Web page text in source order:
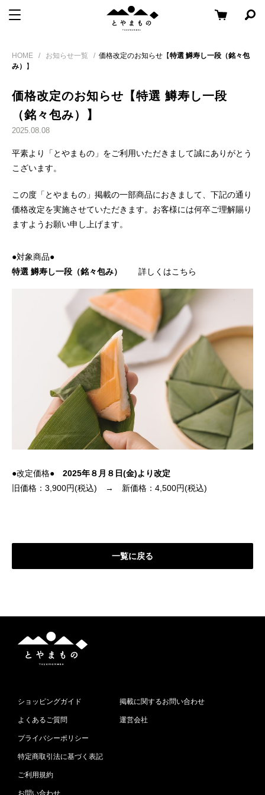
ニ
ー
へ
動
ン
ン
ツ
移
動
と
や
も
検
content
HOME お知らせ一覧 価格改定のお知らせ【特選 鱒寿し一段（銘々包
み）
】
価格改定のお知らせ【特選 鱒寿し一段
（銘々包み）
】
2025.08.08
平素より「とやまもの」をご利用いただきまして誠にありがとう
こざいます。
この度「とやまもの」掲載の一部商品におきまして、下記の通り
価格改定を実施させていただきます。お客様には何卒ご理解賜り
ますようお願い申し上げます。
●対象商品●
特選 鱒寿し一段（銘々包み）
詳しくはこちら
●改定価格● 2025年８月８日(金)より改定
旧価格：3,900円(税込) → 新価格：4,500円(税込)
一覧に戻る
と
や
の
ショッピングガイド
よくあるご質問
プライバシーポリシー
特定商取引法に基づく表記
ご利用規約
お問い合わせ
掲載に関するお問い合わせ
運営会社